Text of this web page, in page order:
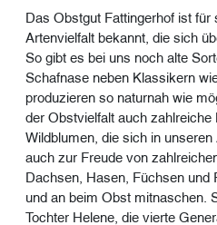
Das Obstgut Fattingerhof ist für
Artenvielfalt bekannt, die sich
So gibt es bei uns noch alte
Schafnase neben Klassikern
produzieren so naturnah wie
der Obstvielfalt auch zahlreiche
Wildblumen, die sich in unseren
auch zur Freude von
Dachsen, Hasen, Füchsen und
und an beim Obst mitnaschen.
Tochter Helene, die vierte